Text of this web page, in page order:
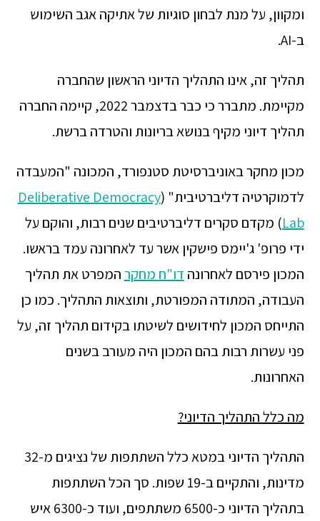
ומקוון, על מנת לבחון סוגיות של אתיקה אגב השימוש
ב-AI.
תהליך זה, אינו התהליך הדיוני הראשון שהחברה
מקיימת. מתברר כי כבר בדצמבר 2022, קיימה החברה
תהליך דיוני מקיף בנושא בריונות והטרדה ברשת.
מכון מחקר באוניברסיטת סטנפורד, המכונה "המעבדה
לדמוקרטיה דליברטיבית" (Deliberative Democracy
Lab) מקדם סקרים דליברטיבים שנים רבות, והוקם על
ידי פרופ' ג'יימס פישקין אשר עד לאחרונה עמד בראשו.
המכון פירסם לאחרונה דו"ח מחקרהמפרט את תהליך
העבודה, המתודה המפורטת, ותוצאות התהליך. כמו כן
התייחס המכון לחידושים לשיטתו בקידום תהליך זה, על
פני עשרות רבות בהם המכון היה מעורב בשנים
האחרונות.
מה כלל התהליך הדיוני?
התהליך הדיוני במטא כלל השתתפות של נציגים מ-32
מדינות, והתקיים ב-19 שפות. סך הכל השתתפות
בתהליך הדיוני כ-6500 משתתפים, ועוד כ-6300 איש